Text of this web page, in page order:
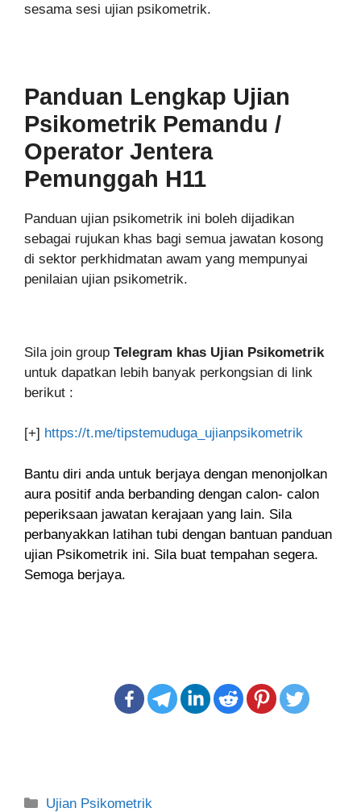
sesama sesi ujian psikometrik.
Panduan Lengkap Ujian
Psikometrik Pemandu /
Operator Jentera
Pemunggah H11
Panduan ujian psikometrik ini boleh dijadikan
sebagai rujukan khas bagi semua jawatan kosong
di sektor perkhidmatan awam yang mempunyai
penilaian ujian psikometrik.
Sila join group Telegram khas Ujian Psikometrik
untuk dapatkan lebih banyak perkongsian di link
berikut :
[+] https://t.me/tipstemuduga_ujianpsikometrik
Bantu diri anda untuk berjaya dengan menonjolkan
aura positif anda berbanding dengan calon- calon
peperiksaan jawatan kerajaan yang lain. Sila
perbanyakkan latihan tubi dengan bantuan panduan
ujian Psikometrik ini. Sila buat tempahan segera.
Semoga berjaya.
Categories
Ujian Psikometrik